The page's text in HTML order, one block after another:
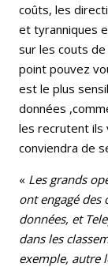
coûts, les
et tyranniques
sur les couts de
point pouvez
est le plus
données
les recrutent ils
conviendra de
« Les grands
ont engagé des
données, et
dans les
exemple, autre